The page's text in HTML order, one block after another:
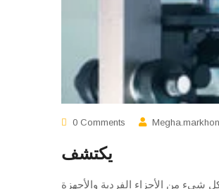
0 Comments
يكتشف
شيء من الأجزاء الفردية والأجهزة